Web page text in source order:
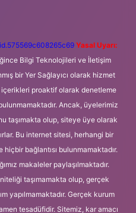
Yasal Uyarı:
Bilgi Teknolojileri ve İletişim
bir Yer Sağlayıcı olarak hizmet
proaktif olarak denetleme
Ancak, üyelerimiz
taşımakta olup, siteye üye olarak
Bu internet sitesi, herhangi bir
bağlantısı bulunmamaktadır.
makaleler paylaşılmaktadır.
taşımamakta olup, gerçek
yapılmamaktadır. Gerçek kurum
tesadüfidir. Sitemiz, kar amacı